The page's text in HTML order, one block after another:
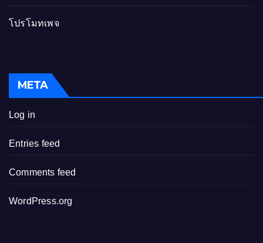
โปรโมทเพจ
META
Log in
Entries feed
Comments feed
WordPress.org